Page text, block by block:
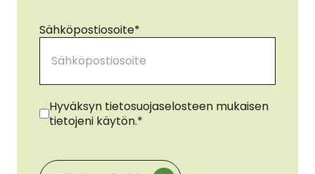
Sähköpostiosoite*
Suostumus*
Hyväksyn tietosuojaselosteen mukaisen
tietojeni käytön.*